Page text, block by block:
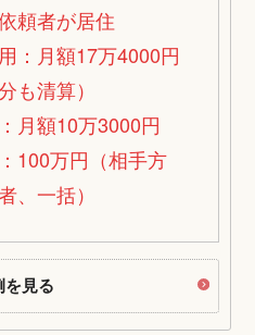
頼者が居住
：月額17万4000円
も清算）
月額10万3000円
100万円（相手方
、一括）
を見る